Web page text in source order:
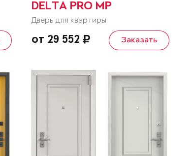
DELTA PRO MP
Дверь для квартиры
от 29 552 Заказать